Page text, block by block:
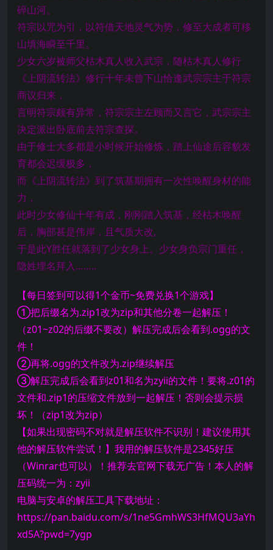
碎山河。
符宗以咒为引，以符借天地灵气为势，修至大成者可移
山填海瞬至千里。
少女六岁被师父枯木真人收入武宗，随枯木真人修行
《上阴流转法》修行十年未曾下山恰逢武宗宗主于符宗
商议归来，
言明符宗颇有异常，符宗宗主左顾而又言它，武宗宗主
决定派出卧底前去符宗查探。
由于修士大多都是小时候开始修炼，踏上仙途后容貌发
育都会迟缓极多，
而《上阴流转法》到了筑基期拥有一次性唤醒身材的能
力，
此时少女修仙十年有成，刚刚踏入筑基，经枯木唤醒
后，胸部甚是伟岸，且气质大改,
于是此Y胜任就落到了少女身上。少女身负宗门重任，
隐姓埋名拜入……..
【每日签到可以得1个金币~免费兑换1个游戏】
①把后缀名为.zip1改为zip和其他分卷一起解压！
（z01~z02的后缀不要改）解压完成后会看到.ogg的文
件！
②再将.ogg的文件改为.zip继续解压
③解压完成后会看到z01和名为zyii的文件！要将.z01的
文件和.zip1的压缩文件放到一起解压！否则会提示损
坏！（zip1改为zip）
【如果出现密码不对就是解压软件不识别！建议使用其
他的解压软件尝试！】我用的解压软件是2345好压
（Winrar也可以）！推荐去官网下载无广告！本人的解
压码统一为：zyii
电脑与安卓的解压工具下载地址：
https://pan.baidu.com/s/1ne5GmhWS3HfMQU3aYh
xd5A?pwd=7ygp